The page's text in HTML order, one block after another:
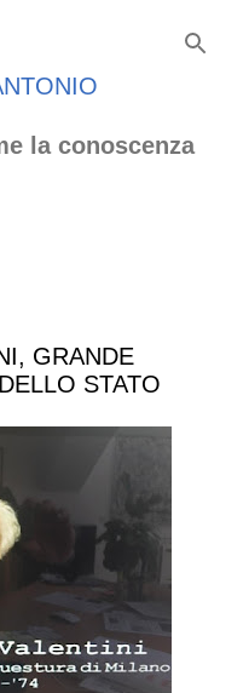
la conoscenza
GRANDE
STATO